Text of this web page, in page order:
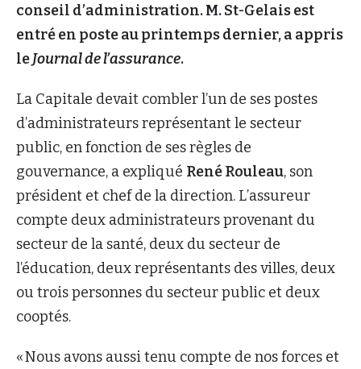
conseil d’administration. M. St-Gelais est
entré en poste au printemps dernier, a appris
leJournal de l’assurance.
La Capitale devait combler l’un de ses postes
d’administrateurs représentant le secteur
public, en fonction de ses règles de
gouvernance, a expliqué René Rouleau, son
président et chef de la direction. L’assureur
compte deux administrateurs provenant du
secteur de la santé, deux du secteur de
l’éducation, deux représentants des villes, deux
ou trois personnes du secteur public et deux
cooptés.
« Nous avons aussi tenu compte de nos forces et